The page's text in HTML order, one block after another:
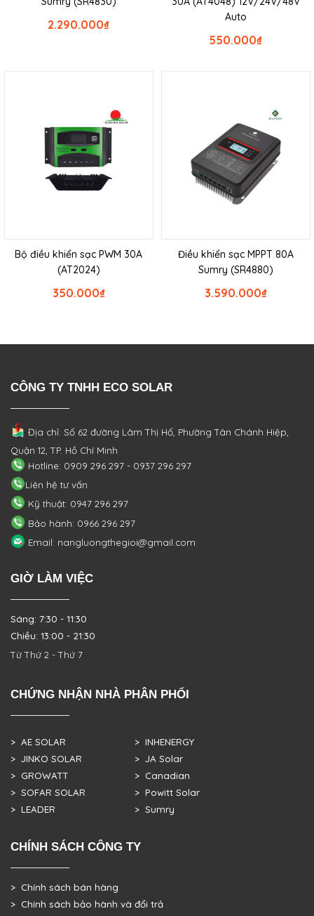
₫
2.290.000
Auto
₫
550.000
Bộ điều khiển sạc PWM 30A
(AT2024)
₫
350.000
Điều khiển sạc MPPT 80A
Sumry (SR4880)
₫
3.590.000
CÔNG TY TNHH ECO SOLAR
Địa chỉ: Số 62 đường Lâm Thị Hố, PhườngTân Chánh Hiệp,
Quận 12, TP. Hồ Chí Minh
Hotline: 0909 296 297 - 0937 296 297
Liên hệ tư vấn
Kỹ thuật: 0947 296 297
Bảo hành: 0966 296 297
Email: nangluongthegioi@gmail.com
GIỜ LÀM VIỆC
Sáng: 7:30 - 11:30
Chiều: 13:00 - 21:30
Từ Thứ 2 - Thứ 7
CHỨNG NHẬN NHÀ PHÂN PHỐI
> AE SOLAR
> JINKO SOLAR
> GROWATT
> SOFAR SOLAR
> LEADER
> INHENERGY
> JA Solar
> Canadian
> Powitt Solar
> Sumry
CHÍNH SÁCH CÔNG TY
> Chính sách bán hàng
> Chính sách bảo hành và đổi trả